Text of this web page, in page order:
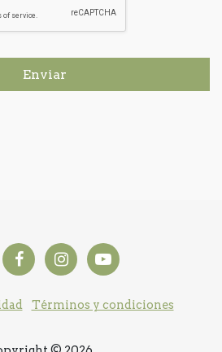
Enviar
Términos y condiciones